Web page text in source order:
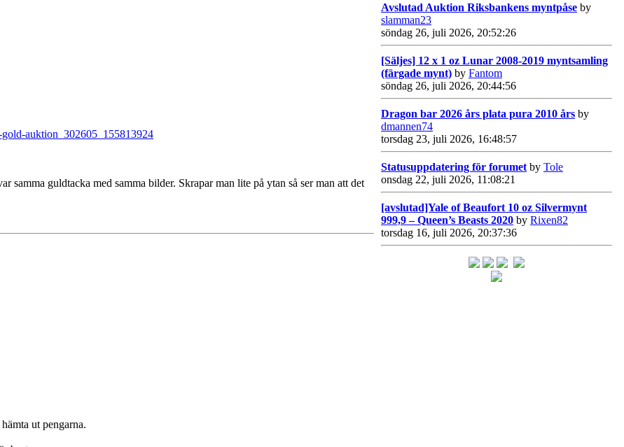
auktion_302605_155813924
samma guldtacka med samma bilder. Skrapar man lite på ytan så ser man att det
ut pengarna.
Avslutad Auktion Riksbankens myntpåse by
slamman23
söndag 26, juli 2026, 20:52:26
[Säljes] 12 x 1 oz Lunar 2008-2019 myntsamling
(färgade mynt) by Fantom
söndag 26, juli 2026, 20:44:56
Dragon bar 2026 års plata pura 2010 års by
dmannen74
torsdag 23, juli 2026, 16:48:57
Statusuppdatering för forumet by Tole
onsdag 22, juli 2026, 11:08:21
[avslutad]Yale of Beaufort 10 oz Silvermynt
999,9 – Queen’s Beasts 2020 by Rixen82
torsdag 16, juli 2026, 20:37:36